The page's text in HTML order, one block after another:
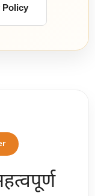
Policy